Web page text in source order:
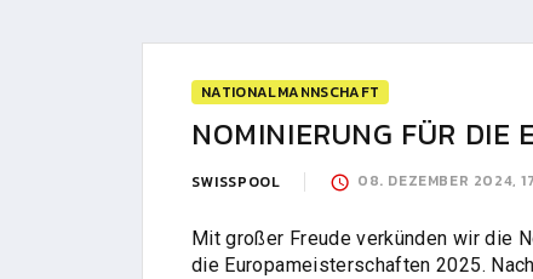
NATIONALMANNSCHAFT
NOMINIERUNG FÜR DIE
SWISSPOOL 08. DEZEMBER 2024,
Mit großer Freude verkünden wir die
die Europameisterschaften 2025.